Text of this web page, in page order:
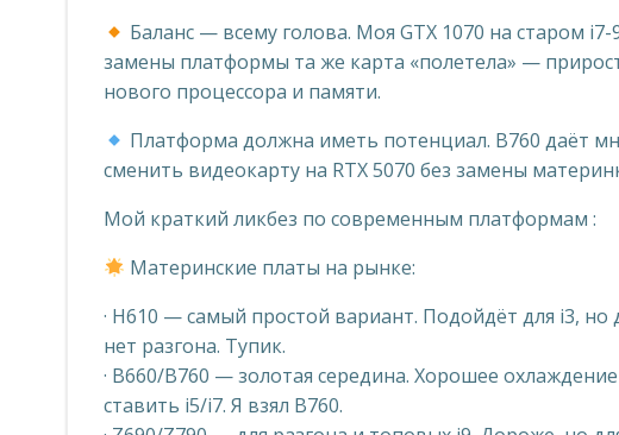
Баланс — всему голова. Моя GTX 1070 на старом
замены платформы та же карта «полетела» —
нового процессора и памяти.
Платформа должна иметь потенциал. B760 даёт
сменить видеокарту на RTX 5070 без замены
Мой краткий ликбез по современным платформам :
Материнские платы на рынке:
· H610 — самый простой вариант. Подойдёт для i3,
нет разгона. Тупик.
· B660/B760 — золотая середина. Хорошее
ставить i5/i7. Я взял B760.